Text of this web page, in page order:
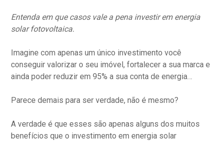
Entenda em que casos vale a pena investir em energia
solar fotovoltaica.
Imagine com apenas um único investimento você
conseguir valorizar o seu imóvel, fortalecer a sua marca e
ainda poder reduzir em 95% a sua conta de energia…
Parece demais para ser verdade, não é mesmo?
A verdade é que esses são apenas alguns dos muitos
benefícios que o investimento em energia solar